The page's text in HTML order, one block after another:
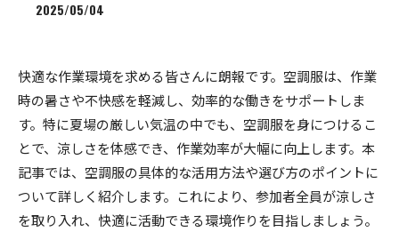
2025/05/04
快適な作業環境を求める皆さんに朗報です。空調服は、作業
時の暑さや不快感を軽減し、効率的な働きをサポートしま
す。特に夏場の厳しい気温の中でも、空調服を身につけるこ
とで、涼しさを体感でき、作業効率が大幅に向上します。本
記事では、空調服の具体的な活用方法や選び方のポイントに
ついて詳しく紹介します。これにより、参加者全員が涼しさ
を取り入れ、快適に活動できる環境作りを目指しましょう。